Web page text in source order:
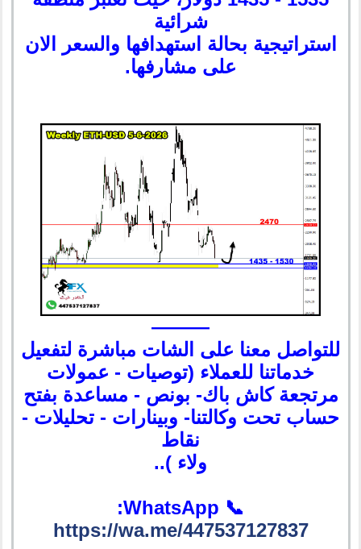
شرائية
استراتيجية بحالة استهدافها والسعر الان
على مشارفها.
———
للتواصل معنا على الشات مباشرة لتفعيل
خدماتنا للعملاء (توصيات - عمولات
مرتجعة كاش باك- بونص - مساعدة بفتح
حساب تحت وكالتنا- وبينارات - تحليلات -
نقاط
ولاء )..
📞 WhatsApp:
https://wa.me/447537127837